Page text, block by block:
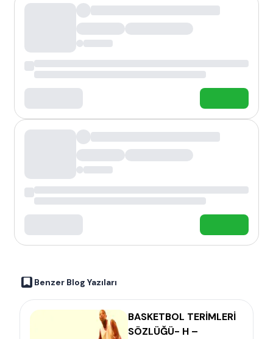
Benzer Blog Yazıları
BASKETBOL TERİMLERİ
SÖZLÜĞÜ- H –